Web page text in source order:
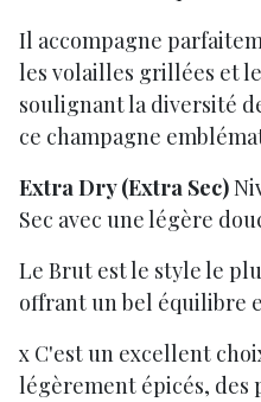
Il accompagne
les volailles grillées et
soulignant la diversité
ce champagne
Extra Dry (Extra Sec)
Sec avec une légère
Le Brut est le style le
offrant un bel équilibre
x C'est un excellent
légèrement épicés, des